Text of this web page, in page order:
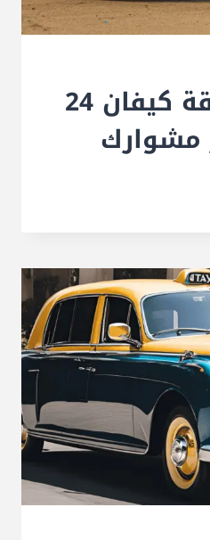
تاكسي منطقة كيفان 24
مشوارك